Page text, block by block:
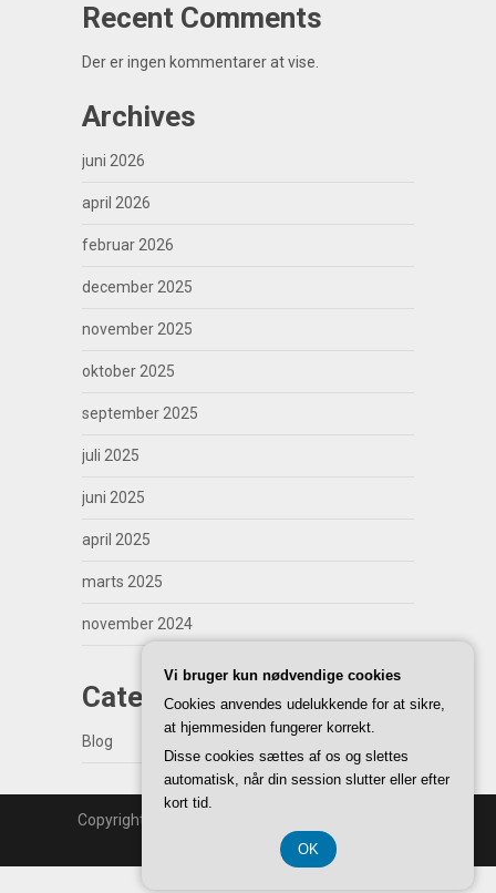
Recent Comments
Der er ingen kommentarer at vise.
Archives
juni 2026
april 2026
februar 2026
december 2025
november 2025
oktober 2025
september 2025
juli 2025
juni 2025
april 2025
marts 2025
november 2024
Categories
Blog
Copyright | WordPress Theme by
Back to Top ↑
Vi bruger kun nødvendige cookies
Cookies anvendes udelukkende for at sikre,
at hjemmesiden fungerer korrekt.
Disse cookies sættes af os og slettes
automatisk, når din session slutter eller efter
kort tid.
OK